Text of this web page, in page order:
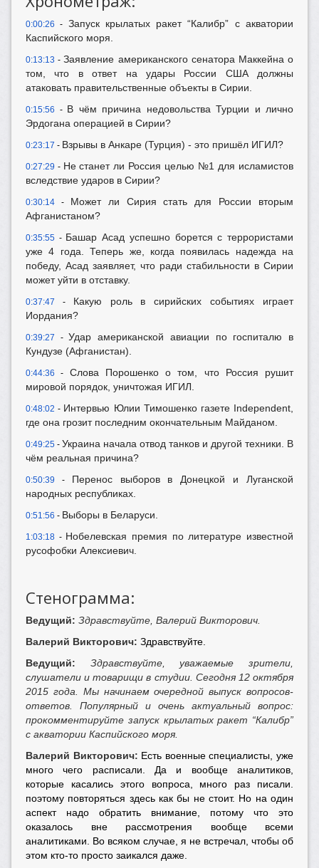
0:00:26 - Запуск крылатых ракет “Калибр” с акватории
Каспийского моря.
0:13:13 -Заявление американского сенатора Маккейна о
том, что в ответ на удары России США должны
атаковать правительственные объекты в Сирии.
0:15:56 - В чём причина недовольства Турции и лично
Эрдогана операцией в Сирии?
0:23:17 - Взрывы в Анкаре (Турция) - это пришёл ИГИЛ?
0:27:29 - Не станет ли Россия целью №1 для исламистов
вследствие ударов в Сирии?
0:30:14 - Может ли Сирия стать для России вторым
Афганистаном?
0:35:55 - Башар Асад успешно борется с террористами
уже 4 года. Теперь же, когда появилась надежда на
победу, Асад заявляет, что ради стабильности в Сирии
может уйти в отставку.
0:37:47 - Какую роль в сирийских событиях играет
Иордания?
0:39:27 -Удар американской авиации по госпиталю в
Кундузе (Афганистан).
0:44:36 - Слова Порошенко о том, что Россия рушит
мировой порядок, уничтожая ИГИЛ.
0:48:02 - Интервью Юлии Тимошенко газете Independent,
где она грозит последним окончательным Майданом.
0:49:25 - Украина начала отвод танков и другой техники. В
чём реальная причина?
0:50:39 - Перенос выборов в Донецкой и Луганской
народных республиках.
0:51:56 - Выборы в Беларуси.
1:03:18 - Нобелевская премия по литературе известной
русофобки Алексиевич.
Стенограмма:
Ведущий: Здравствуйте, Валерий Викторович.
Валерий Викторович: Здравствуйте.
Ведущий: Здравствуйте, уважаемые зрители,
слушатели и товарищи в студии. Сегодня 12 октября
2015 года.
Мы начинаем очередной выпуск вопросов-
ответов. Популярный и очень актуальный вопрос:
прокомментируйте запуск крылатых ракет “Калибр”
с акватории Каспийского моря.
Валерий Викторович: Есть военные специалисты, уже
много чего расписали. Да и вообще аналитиков,
которые касались этого вопроса, много раз писали.
поэтому повторяться здесь как бы не стоит. Но на один
аспект надо обратить внимание, потому что это
оказалось вне рассмотрения вообще всеми
аналитиками. Во всяком случае, я не встречал, чтобы об
этом кто-то просто заикался даже.